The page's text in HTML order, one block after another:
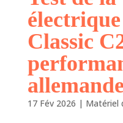
Classic
17 Fév 2026 | Matériel